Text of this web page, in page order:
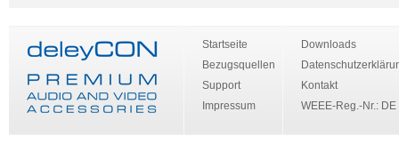
Startseite
Bezugsquellen
Support
Impressum
Downloads
Kontakt
WEEE-Reg.-Nr.: